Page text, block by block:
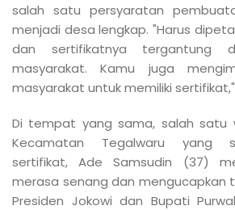
salah satu persyaratan
menjadi desa lengkap. "Harus
dan sertifikatnya tergantung
masyarakat. Kamu juga
masyarakat untuk memiliki
Di tempat yang sama, salah satu
Kecamatan Tegalwaru yang
sertifikat, Ade Samsudin (37)
merasa senang dan mengucapkan
Presiden Jokowi dan Bupati